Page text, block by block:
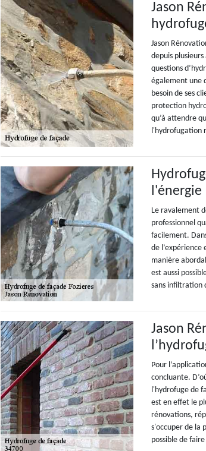
Jason
Jason
depuis
questions
également une
besoin de ses
protection
qu’à attendre
l'hydrofugation
l'énergie
Le ravalement
professionnel
facilement.
de l’expérience
manière
est aussi
sans infiltration
Jason
Pour
concluante.
l'hydrofuge de
est en effet le
rénovations,
s'occuper de la
possible de